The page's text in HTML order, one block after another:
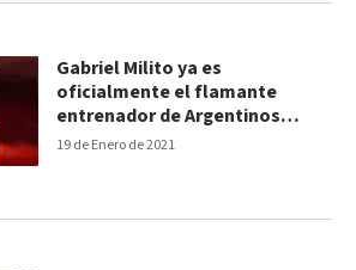
19 de Enero de 2021
Gabriel Milito ya es
oficialmente el flamante
entrenador de Argentinos
Juniors